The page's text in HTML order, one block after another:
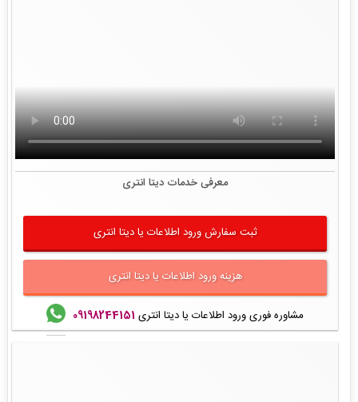
معرفی خدمات دیتا انتری
ثبت سفارش ورود اطلاعات یا دیتا انتری
هزینه ورود اطلاعات یا دیتا انتری
مشاوره فوری ورود اطلاعات یا دیتا انتری 09198244151